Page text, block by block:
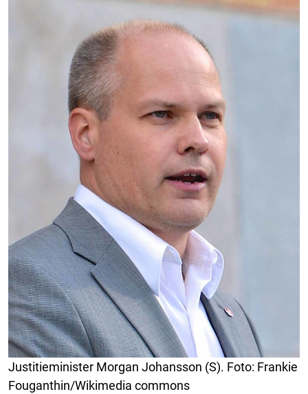
Justitieminister Morgan Johansson (S). Foto: Frankie
Fouganthin/Wikimedia commons